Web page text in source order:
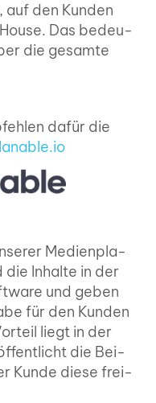
den Kun­den
Das bedeu­
die gesam­te
dafür die
Medi­en­pla­
die Inhal­te in der
und geben
für den Kun­den
liegt in der
die Bei­
Kun­de die­se frei­